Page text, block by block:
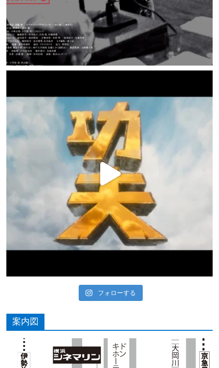
フォローする
案内図